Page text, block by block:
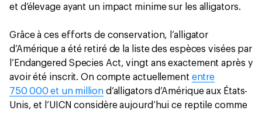
et d’élevage ayant un impact minime sur les alligators.
Grâce à ces efforts de conservation, l’alligator
d’Amérique a été retiré de la liste des espèces visées par
l’Endangered Species Act, vingt ans exactement après y
avoir été inscrit. On compte actuellement entre
750 000 et un milliond’alligators d’Amérique aux États-
Unis, et l’UICN considère aujourd’hui ce reptile comme